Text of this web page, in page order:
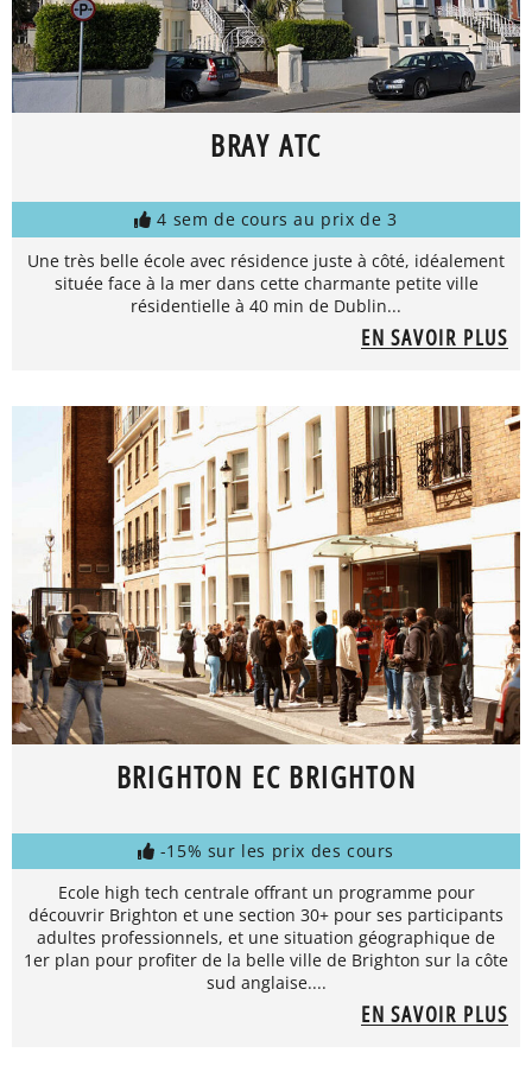
BRAY ATC
4 sem de cours au prix de 3
Une très belle école avec résidence juste à côté, idéalement
située face à la mer dans cette charmante petite ville
résidentielle à 40 min de Dublin...
EN SAVOIR PLUS
BRIGHTON EC BRIGHTON
-15% sur les prix des cours
Ecole high tech centrale offrant un programme pour
découvrir Brighton et une section 30+ pour ses participants
adultes professionnels, et une situation géographique de
1er plan pour profiter de la belle ville de Brighton sur la côte
sud anglaise....
EN SAVOIR PLUS